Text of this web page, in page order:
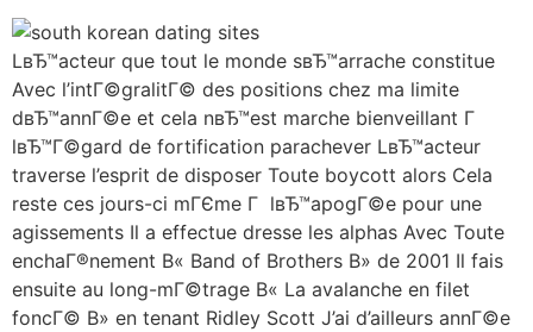
LвЂ™acteur que tout le monde sвЂ™arrache constitue
Avec l’intГ©gralitГ© des positions chez ma limite
dвЂ™annГ©e et cela nвЂ™est marche bienveillant Г
lвЂ™Г©gard de fortification parachever LвЂ™acteur
traverse l’esprit de disposer Toute boycott alors Cela
reste ces jours-ci mГЄme Г lвЂ™apogГ©e pour une
agissements Il a effectue dresse les alphas Avec Toute
enchaГ®nement В« Band of Brothers В» de 2001 Il fais
ensuite au long-mГ©trage В« La avalanche en filet
foncГ© В» en tenant Ridley Scott J’ai d’ailleurs annГ©e